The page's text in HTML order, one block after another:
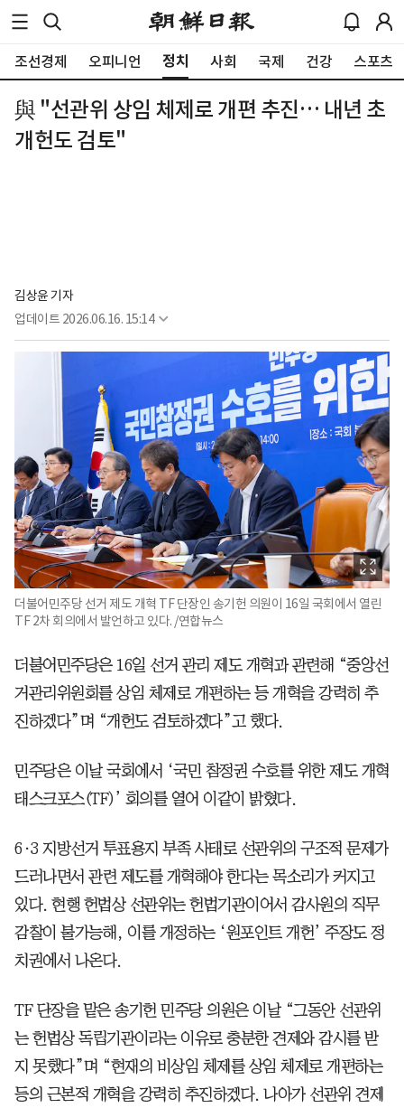
조선경제 오피니언 정치 사회 국제 건강 스포츠
與 "선관위 상임 체제로 개편 추진… 내년 초
개헌도 검토"
김상윤 기자
업데이트 2026.06.16. 15:14
더불어민주당 선거 제도 개혁 TF 단장인 송기헌 의원이 16일 국회에서 열린
TF 2차 회의에서 발언하고 있다. /연합뉴스
더불어민주당은 16일 선거 관리 제도 개혁과 관련해 “중앙선
거관리위원회를 상임 체제로 개편하는 등 개혁을 강력히 추
진하겠다”며 “개헌도 검토하겠다”고 했다.
민주당은 이날 국회에서 ‘국민 참정권 수호를 위한 제도 개혁
태스크포스(TF)’ 회의를 열어 이같이 밝혔다.
6·3 지방선거 투표용지 부족 사태로 선관위의 구조적 문제가
드러나면서 관련 제도를 개혁해야 한다는 목소리가 커지고
있다. 현행 헌법상 선관위는 헌법기관이어서 감사원의 직무
감찰이 불가능해, 이를 개정하는 ‘원포인트 개헌’ 주장도 정
치권에서 나온다.
TF 단장을 맡은 송기헌 민주당 의원은 이날 “그동안 선관위
는 헌법상 독립기관이라는 이유로 충분한 견제와 감시를 받
지 못했다”며 “현재의 비상임 체제를 상임 체제로 개편하는
등의 근본적 개혁을 강력히 추진하겠다. 나아가 선관위 견제